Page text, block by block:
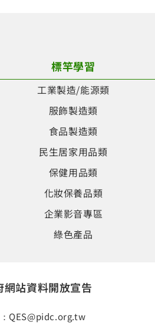
標竿學習
工業製造/能源類
服飾製造類
食品製造類
民生居家用品類
保健用品類
化妝保養品類
企業影音專區
綠色產品
網站資料開放宣告
QES@pidc.org.tw